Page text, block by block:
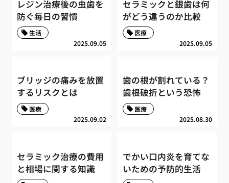
レジン治療後の虫歯を
防ぐ毎日の習慣
2025.09.05
生活
セラミックと銀歯は何
がどう違うのか比較
2025.09.05
医療
ブリッジの痛みを放置
するリスクとは
2025.09.02
医療
歯の根が割れている？
歯根破折という恐怖
2025.08.30
医療
セラミック治療の費用
と相場に関する知識
でかい口内炎を育てな
いための予防的生活